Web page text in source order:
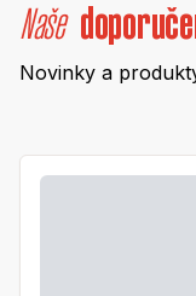
Naše
Novinky a